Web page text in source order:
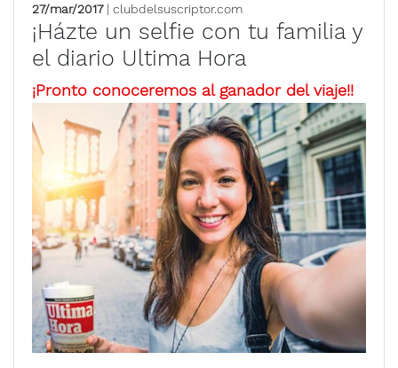
27/mar/2017| clubdelsuscriptor.com
¡Házte un selfie con tu familia y
el diario Ultima Hora
¡Pronto conoceremos al ganador del viaje!!